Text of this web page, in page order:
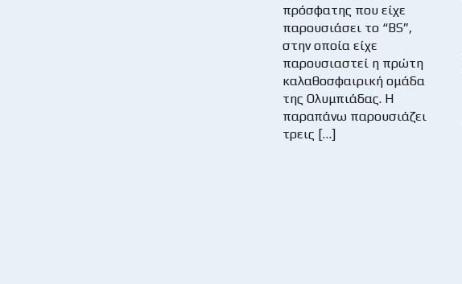
πρόσφατης που είχε
παρουσιάσει το “BS”,
στην οποία είχε
παρουσιαστεί η πρώτη
καλαθοσφαιρική ομάδα
της Ολυμπιάδας. Η
παραπάνω παρουσιάζει
τρεις […]